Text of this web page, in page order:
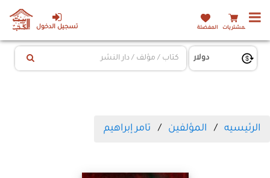
تسجيل الدخول المشتريات المفضلة
الرئيسيه المؤلفين تامر إبراهيم